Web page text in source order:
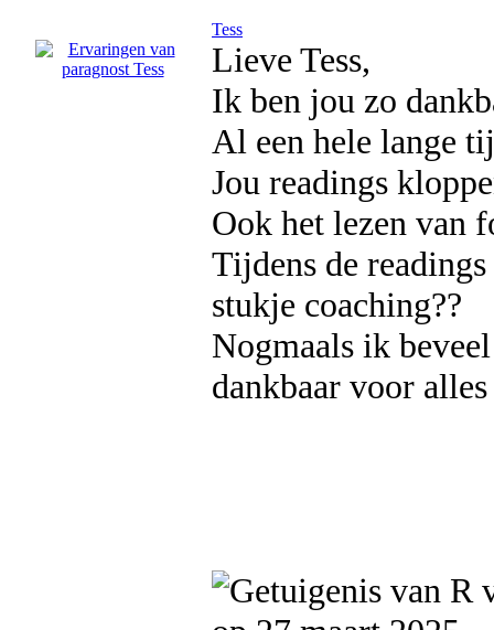
Tess
Lieve Tess,
Ik ben jou zo
Al een hele lange
Jou readings
Ook het lezen van
Tijdens de
stukje coaching??
Nogmaals ik
dankbaar voor alles